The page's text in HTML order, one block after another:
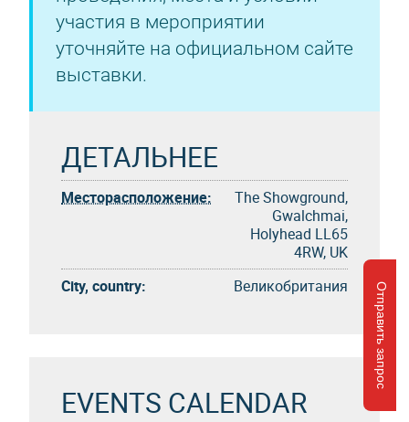
Отправить запрос
участия в мероприятии
уточняйте на официальном сайте
выставки.
ДЕТАЛЬНЕЕ
Месторасположение:
The Showground,
Gwalchmai,
Holyhead LL65
4RW, UK
City, country:
Великобритания
EVENTS CALENDAR